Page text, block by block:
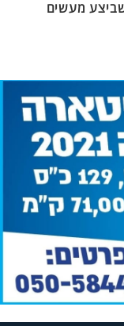
מעשים